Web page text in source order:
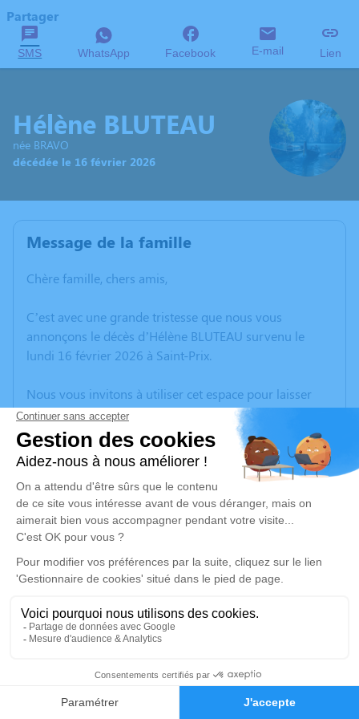
Faire-part Hommages
Partager
SMS WhatsApp Facebook E-mail Lien
Hélène BLUTEAU
née BRAVO
décédée le 16 février 2026
Message de la famille
Chère famille, chers amis,
C’est avec une grande tristesse que nous vous
annonçons le décès d’Hélène BLUTEAU survenu le
lundi 16 février 2026 à Saint-Prix.
Nous vous invitons à utiliser cet espace pour laisser
vos condoléances, partager des photos souvenirs, une
anecdote ou exprimer vos pensées à travers des
poèmes ou des textes. Cet endroit est un lieu
d'expression dédié à honorer la mémoire d’Hélène
BLUTEAU.
Un service de plantation d’arbre hommage est
disponible ici.
Je rends hommage
Cérémonie
Funerarium Pfg de Montmorency
28, rue de Groslay